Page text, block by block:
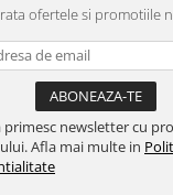
ofertele si promotiile
primesc newsletter cu
Afla mai multe in